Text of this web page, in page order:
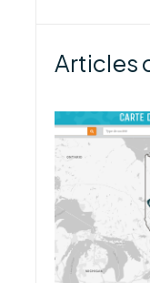
Articles